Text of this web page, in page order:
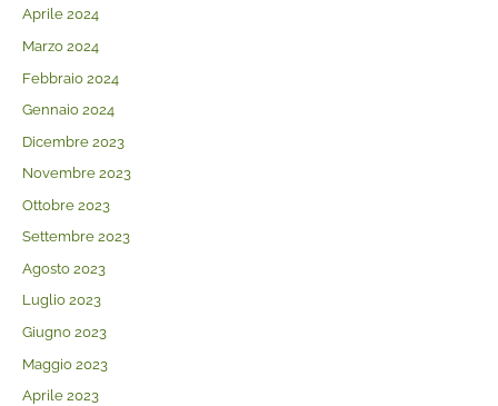
Aprile 2024
Marzo 2024
Febbraio 2024
Gennaio 2024
Dicembre 2023
Novembre 2023
Ottobre 2023
Settembre 2023
Agosto 2023
Luglio 2023
Giugno 2023
Maggio 2023
Aprile 2023